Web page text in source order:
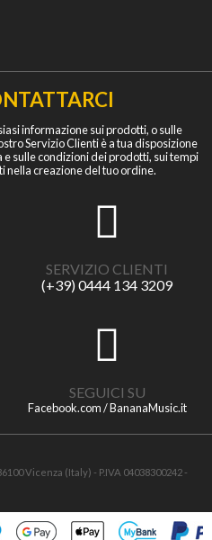
informazione sui prodotti, o sulle
Servizio Clienti è a tua disposizione
sulle condizioni dei prodotti, sui tempi
nella creazione del tuo ordine.
SERVIZIO CLIENTI
(+39) 0444 134 3209
SEGUICI SU
Facebook.com / BananaMusic.it
Vicenza (Italy) - P.IVA 04038300242 -